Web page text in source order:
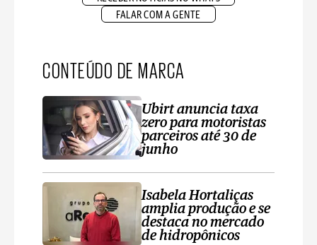
FALAR COM A GENTE
CONTEÚDO DE MARCA
Ubirt anuncia taxa
zero para motoristas
parceiros até 30 de
junho
Isabela Hortaliças
amplia produção e se
destaca no mercado
de hidropônicos